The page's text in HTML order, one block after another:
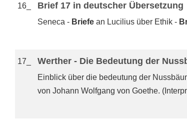
16_ Brief 17 in deutscher Übersetzung
Seneca - Briefe an Lucilius über Ethik -
17_ Werther - Die Bedeutung der
Einblick über die bedeutung der
von Johann Wolfgang von Goethe.